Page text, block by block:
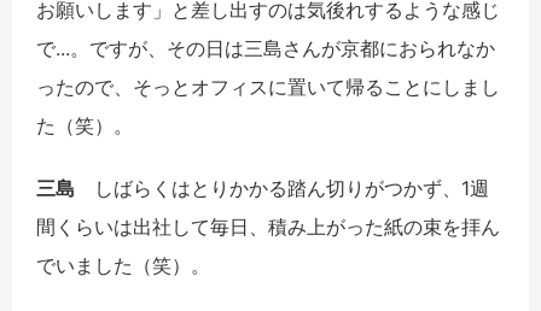
お願いします」と差し出すのは気後れするような感じ
で...。ですが、その日は三島さんが京都におられなか
ったので、そっとオフィスに置いて帰ることにしまし
た（笑）。
三島
しばらくはとりかかる踏ん切りがつかず、1週
間くらいは出社して毎日、積み上がった紙の束を拝ん
でいました（笑）。